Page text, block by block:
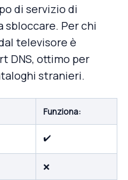
di servizio di
sbloccare. Per chi
televisore è
DNS, ottimo per
stranieri.
Funziona:
✔️
❌